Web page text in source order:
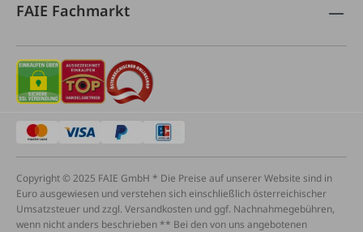
FAIE Fachmarkt
Copyright © 2025 FAIE GmbH * Die Preise auf unserer Website sind in
Euro ausgewiesen und verstehen sich einschließlich österreichischer
Umsatzsteuer und zzgl. Versandkosten und ggf. Nachnahmegebühren,
wenn nicht anders beschrieben ** Bei den von uns angebotenen